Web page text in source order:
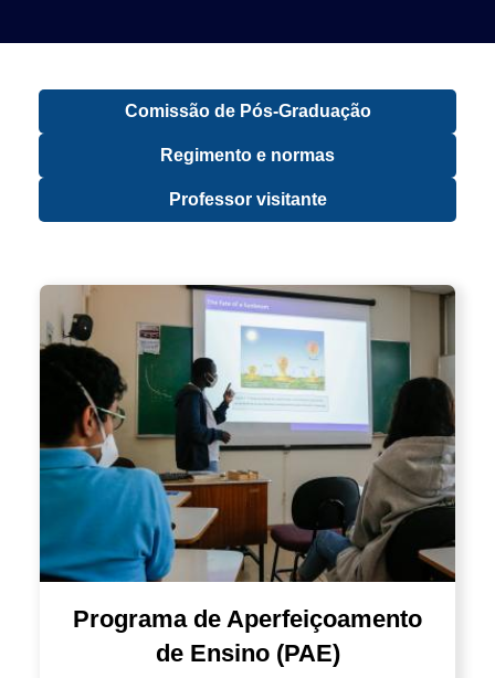
Comissão de Pós-Graduação
Regimento e normas
Professor visitante
Programa de Aperfeiçoamento
de Ensino (PAE)